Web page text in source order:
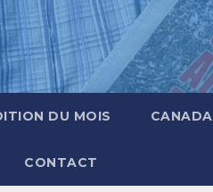
DU MOIS CANADA
CONTACT